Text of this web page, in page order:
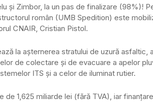
şi Zimbor, la un pas de finalizare (98%)!
român (UMB Spedition) este
CNAIR, Cristian Pistol.
la aşternerea stratului de uzură asfaltic,
de colectare şi de evacuare a apelor
ITS şi a celor de iluminat rutier.
de 1,625 miliarde lei (fără TVA), iar